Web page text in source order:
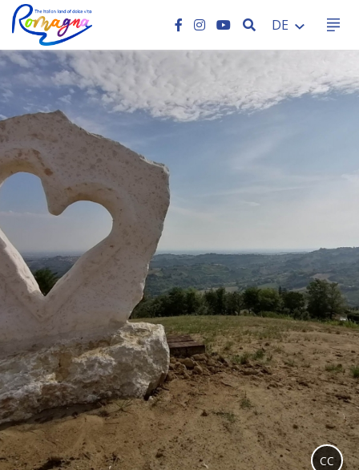
SEARCH
DE
CC